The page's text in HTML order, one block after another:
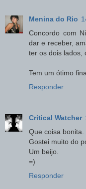
Menina do Rio
Concordo com
dar e receber,
ter os dois lados,
Tem um ótimo
Responder
Critical Watcher
Que coisa bonita.
Gostei muito do
Um beijo.
=)
Responder